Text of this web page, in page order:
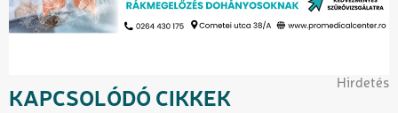
Hirdetés
KAPCSOLÓDÓ CIKKEK